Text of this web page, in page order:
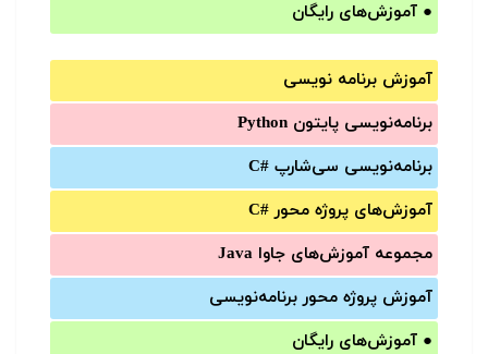
● آموزش‌های رایگان
آموزش برنامه نویسی
برنامه‌نویسی پایتون Python
برنامه‌‌نویسی سی‌شارپ C#‎
آموزش‌های پروژه محور #C
مجموعه آموزش‌های جاوا Java
آموزش‌ پروژه محور برنامه‌نویسی
● آموزش‌های رایگان